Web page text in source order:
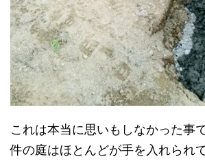
これは本当に思いもしなかった事
件の庭はほとんどが手を入れられ